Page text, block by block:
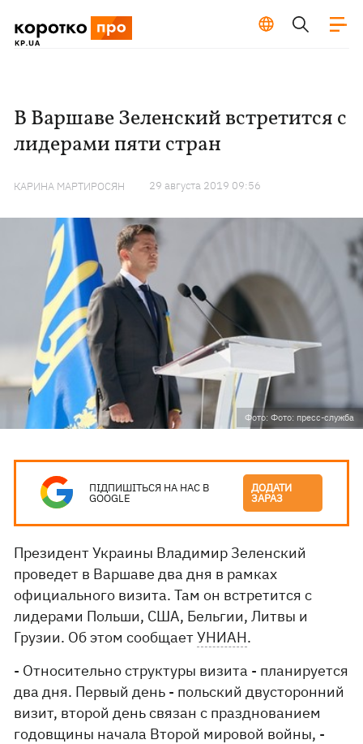
В Варшаве Зеленский встретится с
лидерами пяти стран
КАРИНА МАРТИРОСЯН 29 августа 2019 09:56
Фото: Фото: пресс-служба
ПІДПИШІТЬСЯ НА НАС В
GOOGLE
ДОДАТИ
ЗАРАЗ
Президент Украины Владимир Зеленский
проведет в Варшаве два дня в рамках
официального визита. Там он встретится с
лидерами Польши, США, Бельгии, Литвы и
Грузии. Об этом сообщаетУНИАН.
- Относительно структуры визита - планируется
два дня. Первый день - польский двусторонний
визит, второй день связан с празднованием
годовщины начала Второй мировой войны, -